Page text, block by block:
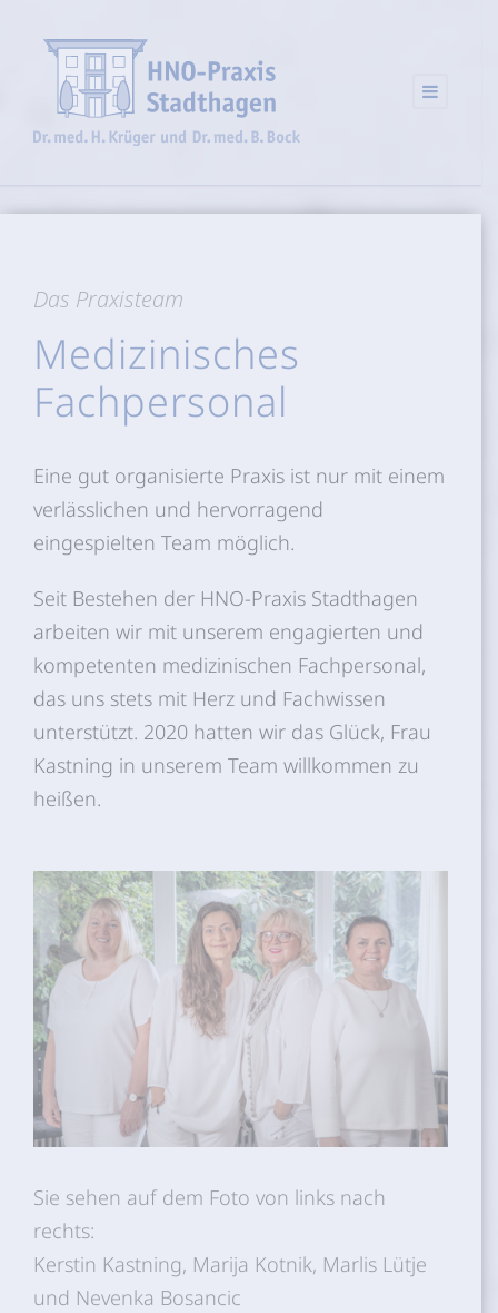
Das Praxisteam
Medizinisches
Fachpersonal
Eine gut organisierte Praxis ist nur mit einem
verlässlichen und hervorragend
eingespielten Team möglich.
Seit Bestehen der HNO-Praxis Stadthagen
arbeiten wir mit unserem engagierten und
kompetenten medizinischen Fachpersonal,
das uns stets mit Herz und Fachwissen
unterstützt. 2020 hatten wir das Glück, Frau
Kastning in unserem Team willkommen zu
heißen.
Sie sehen auf dem Foto von links nach
rechts:
Kerstin Kastning, Marija Kotnik, Marlis Lütje
und Nevenka Bosancic